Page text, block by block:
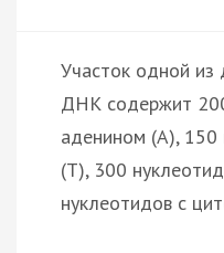
Участок одной из
ДНК содержит
аденином (А), 150
(Т), 300
нуклеотидов с